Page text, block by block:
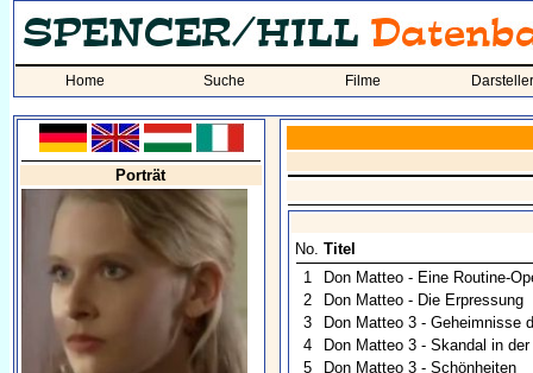
Home Suche Filme Darsteller
Porträt
No. Titel
1
Don Matteo - Eine Routine-
2
Don Matteo - Die Erpressung
3
Don Matteo 3 - Geheimnisse
4
Don Matteo 3 - Skandal in
5
Don Matteo 3 - Schönheiten